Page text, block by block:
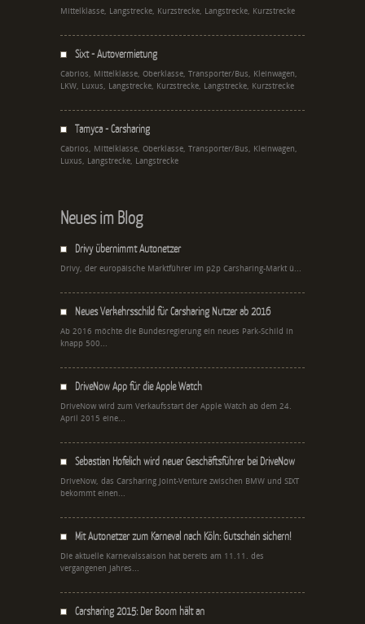
Mittelklasse, Langstrecke, Kurzstrecke, Langstrecke, Kurzstrecke
Sixt - Autovermietung
Cabrios, Mittelklasse, Oberklasse, Transporter/Bus, Kleinwagen,
LKW, Luxus, Langstrecke, Kurzstrecke, Langstrecke, Kurzstrecke
Tamyca - Carsharing
Cabrios, Mittelklasse, Oberklasse, Transporter/Bus, Kleinwagen,
Luxus, Langstrecke, Langstrecke
Neues im Blog
Drivy übernimmt Autonetzer
Drivy, der europäische Marktführer im p2p Carsharing-Markt ü...
Neues Verkehrsschild für Carsharing Nutzer ab 2016
Ab 2016 möchte die Bundesregierung ein neues Park-Schild in
knapp 500...
DriveNow App für die Apple Watch
DriveNow wird zum Verkaufsstart der Apple Watch ab dem 24.
April 2015 eine...
Sebastian Hofelich wird neuer Geschäftsführer bei DriveNow
DriveNow, das Carsharing Joint-Venture zwischen BMW und SIXT
bekommt einen...
Mit Autonetzer zum Karneval nach Köln: Gutschein sichern!
Die aktuelle Karnevalssaison hat bereits am 11.11. des
vergangenen Jahres...
Carsharing 2015: Der Boom hält an